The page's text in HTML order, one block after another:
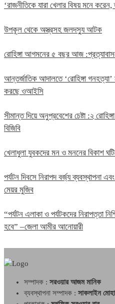
‘রাজনীতিকে যারা খেলার বিষয় মনে
উপকূল থেকে অস্ত্রসহ জলদস্যু আটক
রোহিঙ্গা আগমনের ৫ বছর আজ
আন্তর্জাতিক আদালতে ‘রোহিঙ্গা
করছে ওআইসি
সীমান্ত দিয়ে অনুপ্রবেশের চেষ্টা :২
বিজিবি
খেলাধুলা যুবকদের মন ও মননের বিকাশ
পর্যটন দিবসে নিরাপদ বর্জ্য ব্যবস্থাপনা
মেয়র মুজিব
“পর্যটন এলাকা ও পর্যটকদের নিরাপত্তা
হবে” –জেলা আমীর আনোয়ারী
সম্পাদক : সরওয়ার আজম মানিক
ব্যবস্থাপনা সম্পাদক : সাকলাইন